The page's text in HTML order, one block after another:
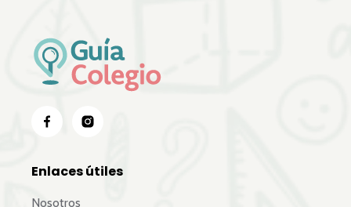
Enlaces útiles
Nosotros